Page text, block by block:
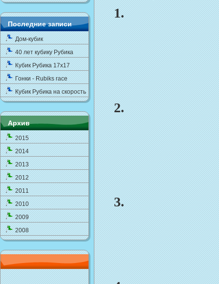
Последние записи
Дом-кубик
40 лет кубику Рубика
Кубик Рубика 17x17
Гонки - Rubiks race
Кубик Рубика на скорость
Архив
2015
2014
2013
2012
2011
2010
2009
2008
1.
2.
3.